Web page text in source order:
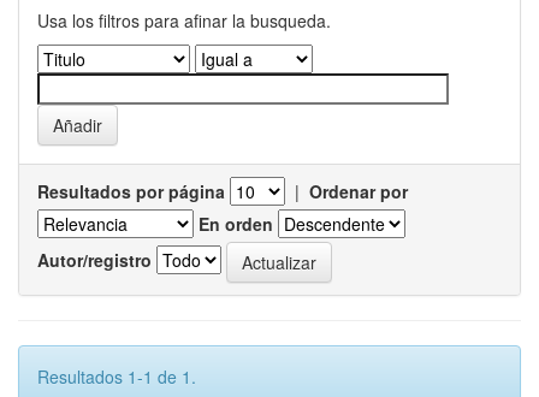
Usa los filtros para afinar la busqueda.
Resultados por página | Ordenar por
En orden
Autor/registro
Resultados 1-1 de 1.